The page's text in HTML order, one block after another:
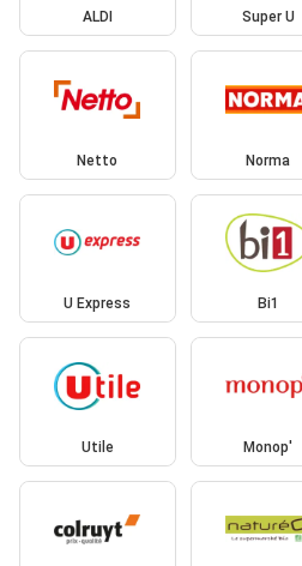
ALDI Super U
Netto Norma
U Express Bi1
Utile Monop'